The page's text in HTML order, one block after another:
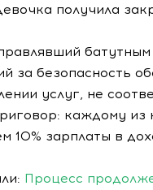
получила
за безопасность
услуг, не
каждому из
10% зарплаты в
Процесс